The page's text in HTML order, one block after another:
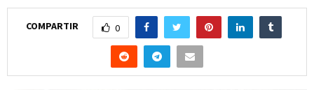
COMPARTIR 0